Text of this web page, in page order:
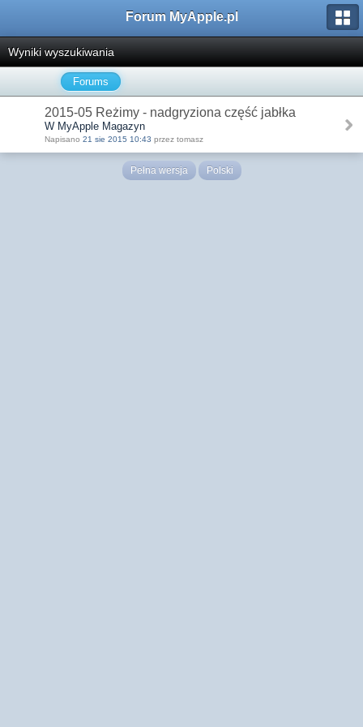
Forum MyApple.pl
Wyniki wyszukiwania
Forums
2015-05 Reżimy - nadgryziona część jabłka
W MyApple Magazyn
Napisano 21 sie 2015 10:43 przez tomasz
Pełna wersja Polski